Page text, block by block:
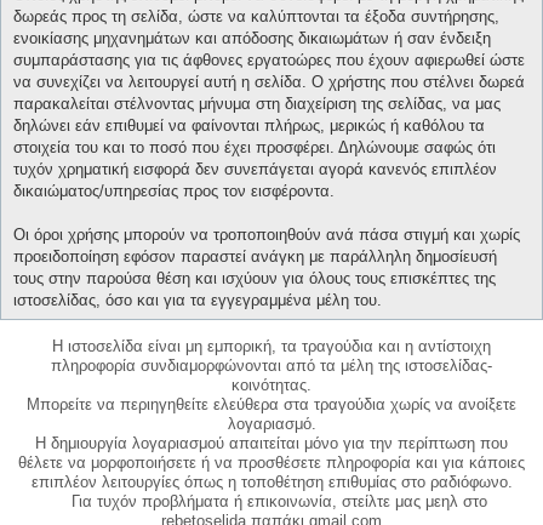
δωρεάς προς τη σελίδα, ώστε να καλύπτονται τα έξοδα συντήρησης,
ενοικίασης μηχανημάτων και απόδοσης δικαιωμάτων ή σαν ένδειξη
συμπαράστασης για τις άφθονες εργατοώρες που έχουν αφιερωθεί ώστε
να συνεχίζει να λειτουργεί αυτή η σελίδα. Ο χρήστης που στέλνει δωρεά
παρακαλείται στέλνοντας μήνυμα στη διαχείριση της σελίδας, να μας
δηλώνει εάν επιθυμεί να φαίνονται πλήρως, μερικώς ή καθόλου τα
στοιχεία του και το ποσό που έχει προσφέρει. Δηλώνουμε σαφώς ότι
τυχόν χρηματική εισφορά δεν συνεπάγεται αγορά κανενός επιπλέον
δικαιώματος/υπηρεσίας προς τον εισφέροντα.
Οι όροι χρήσης μπορούν να τροποποιηθούν ανά πάσα στιγμή και χωρίς
προειδοποίηση εφόσον παραστεί ανάγκη με παράλληλη δημοσίευσή
τους στην παρούσα θέση και ισχύουν για όλους τους επισκέπτες της
ιστοσελίδας, όσο και για τα εγγεγραμμένα μέλη του.
Η ιστοσελίδα είναι μη εμπορική, τα τραγούδια και η αντίστοιχη
πληροφορία συνδιαμορφώνονται από τα μέλη της ιστοσελίδας-
κοινότητας.
Μπορείτε να περιηγηθείτε ελεύθερα στα τραγούδια χωρίς να ανοίξετε
λογαριασμό.
Η δημιουργία λογαριασμού απαιτείται μόνο για την περίπτωση που
θέλετε να μορφοποιήσετε ή να προσθέσετε πληροφορία και για κάποιες
επιπλέον λειτουργίες όπως η τοποθέτηση επιθυμίας στο ραδιόφωνο.
Για τυχόν προβλήματα ή επικοινωνία, στείλτε μας μεηλ στο
rebetoselida παπάκι gmail.com